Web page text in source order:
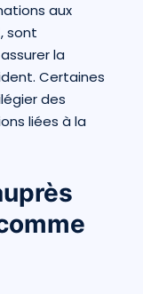
aux
sont
la
Certaines
des
liées à la